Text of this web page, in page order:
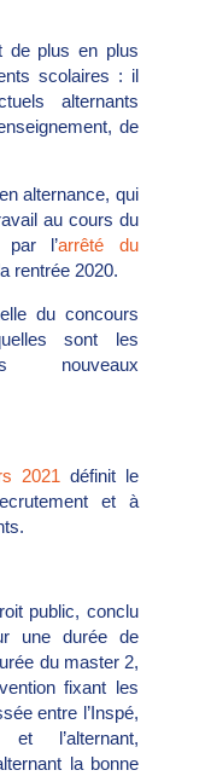
de plus en plus
scolaires : il
alternants
de
alternance, qui
au cours du
par l’arrêté du
rentrée 2020.
du concours
sont les
nouveaux
2021 définit le
et à
public, conclu
une durée de
du master 2,
fixant les
entre l’Inspé,
l’alternant,
la bonne